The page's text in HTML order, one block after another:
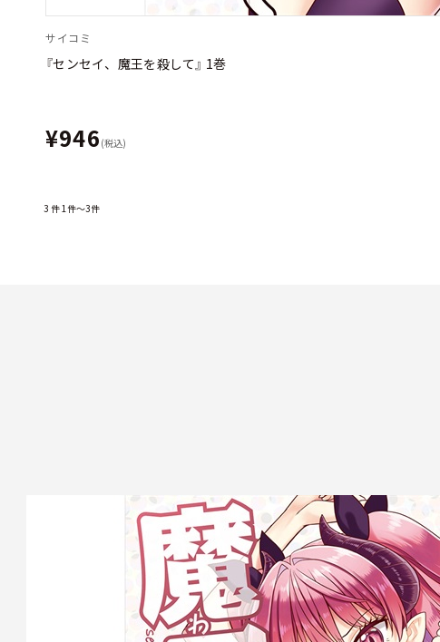
サイコミ
『センセイ、魔王を殺して』 1巻
¥946 (税込)
3 件1件～3件